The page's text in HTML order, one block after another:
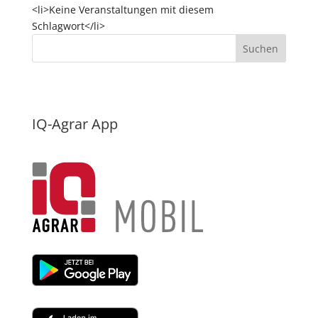
<li>Keine Veranstaltungen mit diesem
Schlagwort</li>
IQ-Agrar App